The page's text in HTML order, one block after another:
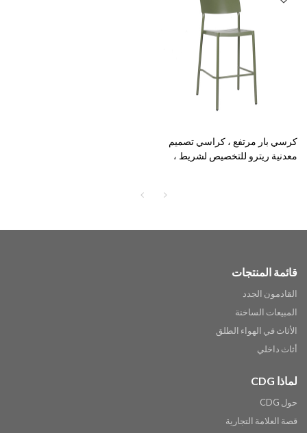
كرسي بار مرتفع ، كراسي تصميم
معدنية ريترو للتخصيص لشريط ،
قائمة المنتجات
القادمون الجدد
المبيعات الساخنة
الأثاث في الهواء الطلق
أثاث داخلي
لماذا CDG
حول CDG
قصة العلامة التجارية